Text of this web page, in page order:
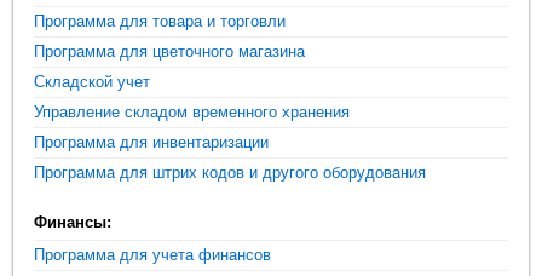
Программа для товара и торговли
Программа для цветочного магазина
Складской учет
Управление складом временного хранения
Программа для инвентаризации
Программа для штрих кодов и другого оборудования
Финансы:
Программа для учета финансов